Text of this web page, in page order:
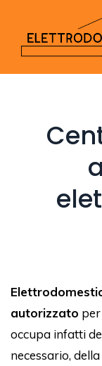
autorizzato
occupa infatti
necessario,